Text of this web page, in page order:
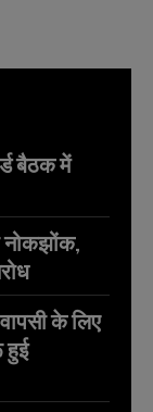
बैठक में
नोकझोंक,
के लिए
हुई